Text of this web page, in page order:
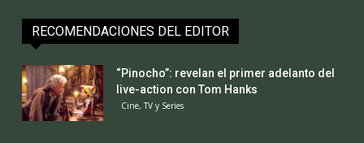
RECOMENDACIONES DEL EDITOR
“Pinocho”: revelan el primer adelanto del
live-action con Tom Hanks
Cine, TV y Series